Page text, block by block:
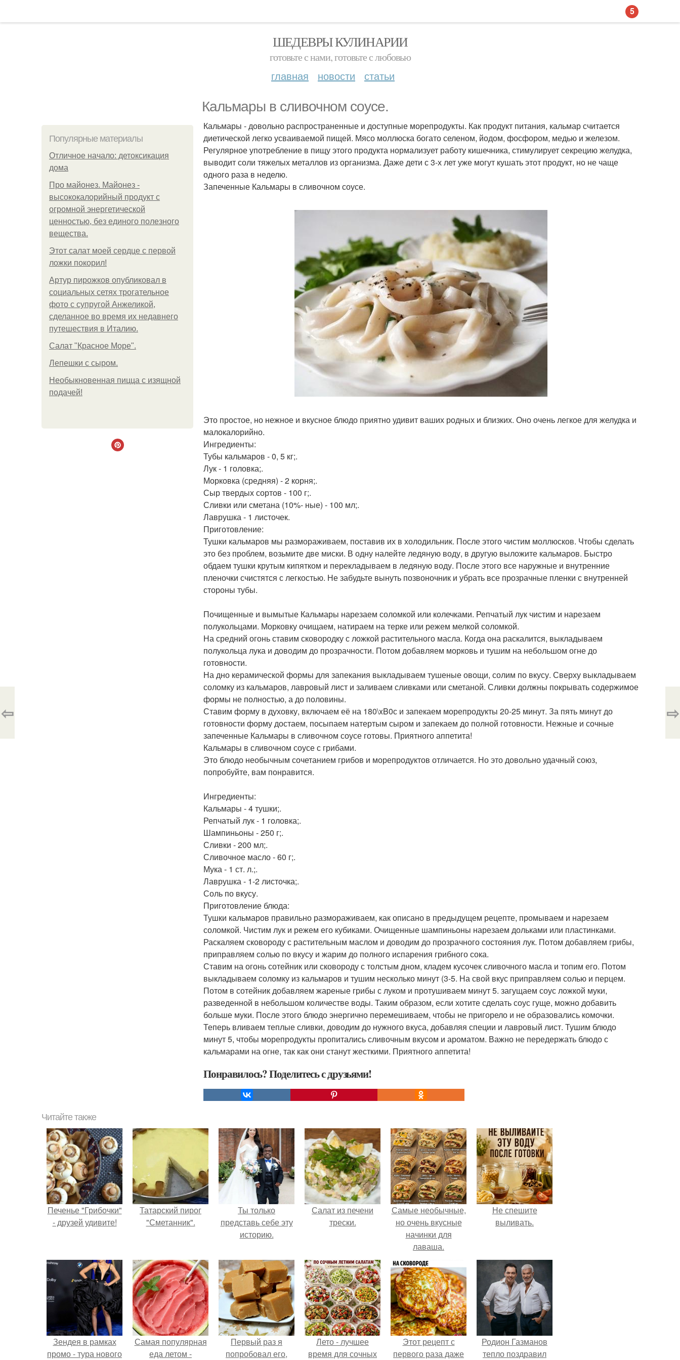
ШЕДЕВРЫ КУЛИНАРИИ
готовьте с нами, готовьте с любовью
главная новости статьи
Кальмары в сливочном соусе.
Популярные материалы
Отличное начало: детоксикация
дома
Про майонез. Майонез -
высококалорийный продукт с
огромной энергетической
ценностью, без единого полезного
вещества.
Этот салат моей сердце с первой
ложки покорил!
Артур пирожков опубликовал в
социальных сетях трогательное
фото с супругой Анжеликой,
сделанное во время их недавнего
путешествия в Италию.
Салат "Красное Море".
Лепешки с сыром.
Необыкновенная пицца с изящной
подачей!
Кальмары - довольно распространенные и доступные морепродукты. Как продукт питания, кальмар считается
диетической легко усваиваемой пищей. Мясо моллюска богато селеном, йодом, фосфором, медью и железом.
Регулярное употребление в пищу этого продукта нормализует работу кишечника, стимулирует секрецию желудка,
выводит соли тяжелых металлов из организма. Даже дети с 3-х лет уже могут кушать этот продукт, но не чаще
одного раза в неделю.
Запеченные Кальмары в сливочном соусе.
Это простое, но нежное и вкусное блюдо приятно удивит ваших родных и близких. Оно очень легкое для желудка и
малокалорийно.
Ингредиенты:
Тубы кальмаров - 0, 5 кг;.
Лук - 1 головка;.
Морковка (средняя) - 2 корня;.
Сыр твердых сортов - 100 г;.
Сливки или сметана (10%- ные) - 100 мл;.
Лаврушка - 1 листочек.
Приготовление:
Тушки кальмаров мы размораживаем, поставив их в холодильник. После этого чистим моллюсков. Чтобы сделать
это без проблем, возьмите две миски. В одну налейте ледяную воду, в другую выложите кальмаров. Быстро
обдаем тушки крутым кипятком и перекладываем в ледяную воду. После этого все наружные и внутренние
пленочки счистятся с легкостью. Не забудьте вынуть позвоночник и убрать все прозрачные пленки с внутренней
стороны тубы.
Почищенные и вымытые Кальмары нарезаем соломкой или колечками. Репчатый лук чистим и нарезаем
полукольцами. Морковку очищаем, натираем на терке или режем мелкой соломкой.
На средний огонь ставим сковородку с ложкой растительного масла. Когда она раскалится, выкладываем
полукольца лука и доводим до прозрачности. Потом добавляем морковь и тушим на небольшом огне до
готовности.
На дно керамической формы для запекания выкладываем тушеные овощи, солим по вкусу. Сверху выкладываем
соломку из кальмаров, лавровый лист и заливаем сливками или сметаной. Сливки должны покрывать содержимое
формы не полностью, а до половины.
Ставим форму в духовку, включаем её на 180\xB0с и запекаем морепродукты 20-25 минут. За пять минут до
готовности форму достаем, посыпаем натертым сыром и запекаем до полной готовности. Нежные и сочные
запеченные Кальмары в сливочном соусе готовы. Приятного аппетита!
Кальмары в сливочном соусе с грибами.
Это блюдо необычным сочетанием грибов и морепродуктов отличается. Но это довольно удачный союз,
попробуйте, вам понравится.
Ингредиенты:
Кальмары - 4 тушки;.
Репчатый лук - 1 головка;.
Шампиньоны - 250 г;.
Сливки - 200 мл;.
Сливочное масло - 60 г;.
Мука - 1 ст. л.;.
Лаврушка - 1-2 листочка;.
Соль по вкусу.
Приготовление блюда:
Тушки кальмаров правильно размораживаем, как описано в предыдущем рецепте, промываем и нарезаем
соломкой. Чистим лук и режем его кубиками. Очищенные шампиньоны нарезаем дольками или пластинками.
Раскаляем сковороду с растительным маслом и доводим до прозрачного состояния лук. Потом добавляем грибы,
приправляем солью по вкусу и жарим до полного испарения грибного сока.
Ставим на огонь сотейник или сковороду с толстым дном, кладем кусочек сливочного масла и топим его. Потом
выкладываем соломку из кальмаров и тушим несколько минут (3-5. На свой вкус приправляем солью и перцем.
Потом в сотейник добавляем жареные грибы с луком и протушиваем минут 5. загущаем соус ложкой муки,
разведенной в небольшом количестве воды. Таким образом, если хотите сделать соус гуще, можно добавить
больше муки. После этого блюдо энергично перемешиваем, чтобы не пригорело и не образовались комочки.
Теперь вливаем теплые сливки, доводим до нужного вкуса, добавляя специи и лавровый лист. Тушим блюдо
минут 5, чтобы морепродукты пропитались сливочным вкусом и ароматом. Важно не передержать блюдо с
кальмарами на огне, так как они станут жесткими. Приятного аппетита!
Понравилось? Поделитесь с друзьями!
⇦ ⇨
Читайте также
Печенье "Грибочки"
- друзей удивите!
Татарский пирог
"Сметанник".
Ты только
представь себе эту
историю.
Салат из печени
трески.
Самые необычные,
но очень вкусные
начинки для
лаваша.
Не спешите
выливать.
Зендея в рамках
промо - тура нового
Самая популярная
еда летом -
Первый раз я
попробовал его,
Лето - лучшее
время для сочных
Этот рецепт с
первого раза даже
Родион Газманов
тепло поздравил
5